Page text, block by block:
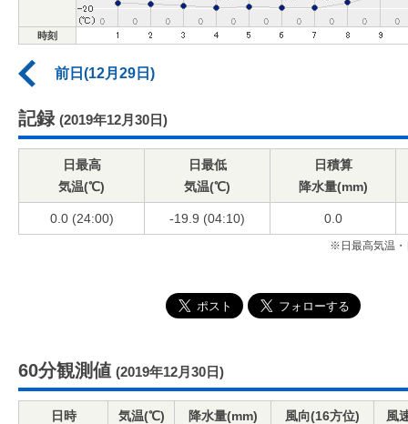
時刻
前日(12月29日)
記録 (2019年12月30日)
日最高
気温(℃)
日最低
気温(℃)
日積算
降水量(mm)
0.0 (24:00) -19.9 (04:10) 0.0
※日最高気温・
60分観測値 (2019年12月30日)
日時 気温(℃) 降水量(mm) 風向(16方位) 風